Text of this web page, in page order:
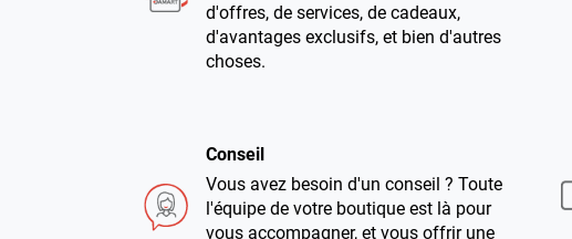
d'offres, de services, de cadeaux,
d'avantages exclusifs, et bien d'autres
choses.
Conseil
Vous avez besoin d'un conseil ? Toute
l'équipe de votre boutique est là pour
vous accompagner, et vous offrir une